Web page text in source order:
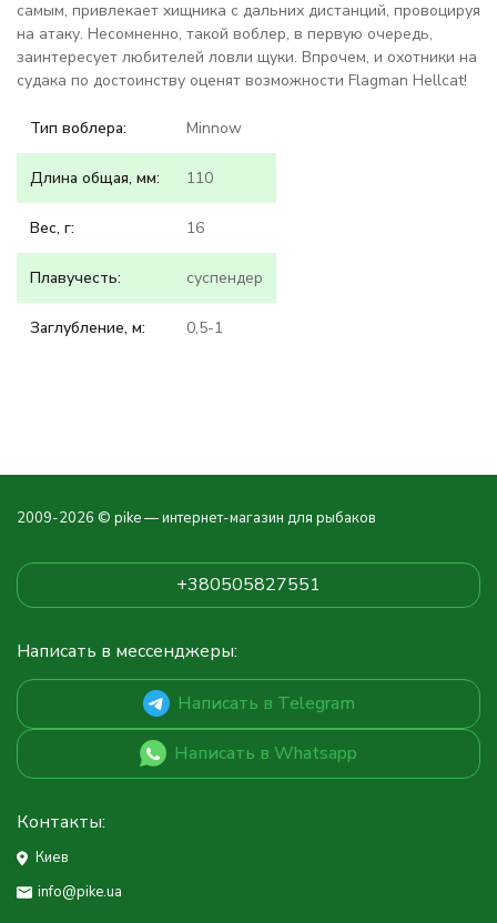
самым, привлекает хищника с дальних дистанций, провоцируя
на атаку. Несомненно, такой воблер, в первую очередь,
заинтересует любителей ловли щуки. Впрочем, и охотники на
судака по достоинству оценят возможности Flagman Hellcat!
Тип воблера: Minnow
Длина общая, мм: 110
Вес, г: 16
Плавучесть: суспендер
Заглубление, м: 0,5-1
2009-2026 © pike — интернет-магазин для рыбаков
+380505827551
Написать в мессенджеры:
Написать в Telegram
Написать в Whatsapp
Контакты:
Киев
info@pike.ua